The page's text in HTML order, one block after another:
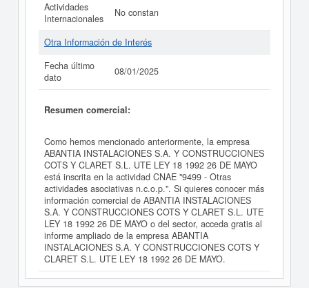
Actividades
Internacionales
No constan
Otra Información de Interés
Fecha último
dato
08/01/2025
Resumen comercial:
Como hemos mencionado anteriormente, la empresa
ABANTIA INSTALACIONES S.A. Y CONSTRUCCIONES
COTS Y CLARET S.L. UTE LEY 18 1992 26 DE MAYO
está inscrita en la actividad CNAE "9499 - Otras
actividades asociativas n.c.o.p.". Si quieres conocer más
información comercial de ABANTIA INSTALACIONES
S.A. Y CONSTRUCCIONES COTS Y CLARET S.L. UTE
LEY 18 1992 26 DE MAYO o del sector, acceda gratis al
informe ampliado de la empresa ABANTIA
INSTALACIONES S.A. Y CONSTRUCCIONES COTS Y
CLARET S.L. UTE LEY 18 1992 26 DE MAYO.